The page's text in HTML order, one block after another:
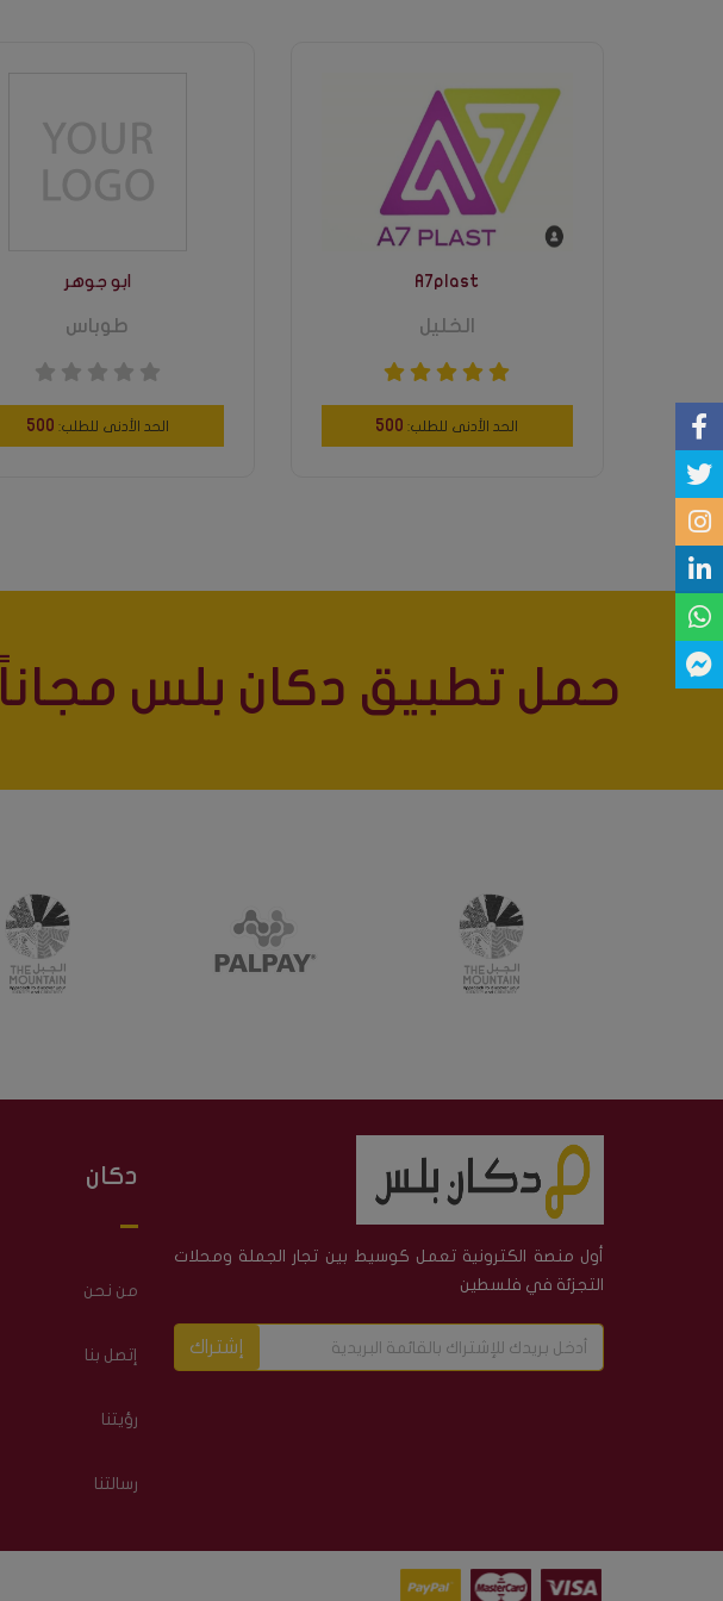
A7plast
الخليل
الحد الأدنى للطلب: 500
ابو جوهر
طوباس
الحد الأدنى للطلب: 500
حمل تطبيق دكان بلس مجاناً
أول منصة الكترونية تعمل كوسيط بين تجار الجملة ومحلات
التجزئة في فلسطين
إشتراك
دكان
من نحن
إتصل بنا
رؤيتنا
رسالتنا